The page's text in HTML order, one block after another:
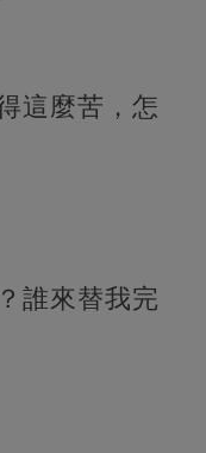
這麼苦，怎
誰來替我完